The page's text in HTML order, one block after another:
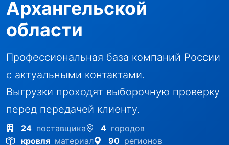
Архангельской
области
Профессиональная база компаний России
с актуальными контактами.
Выгрузки проходят выборочную проверку
перед передачей клиенту.
24 поставщика 4 городов
кровля материал 90 регионов